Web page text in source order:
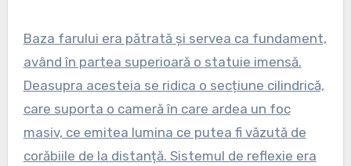
Baza farului era pătrată și servea ca fundament,
având în partea superioară o statuie imensă.
Deasupra acesteia se ridica o secțiune cilindrică,
care suporta o cameră în care ardea un foc
masiv, ce emitea lumina ce putea fi văzută de
corăbiile de la distanță. Sistemul de reflexie era